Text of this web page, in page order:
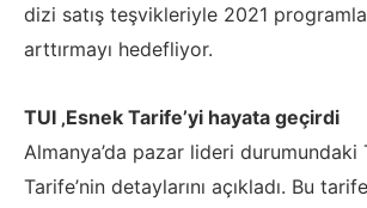
dizi satış teşvikleriyle 2021
arttırmayı hedefliyor.
TUI ‚Esnek Tarife’yi hayata geçirdi
Almanya’da pazar lideri durumundaki
Tarife’nin detaylarını açıkladı. Bu